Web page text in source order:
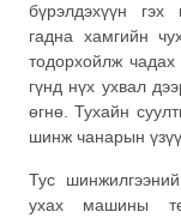
бүрэлдэхүүн гэх
гадна хамгийн
тодорхойлж
гүнд нүх ухвал
өгнө. Тухайн
шинж чанарын
Тус
ухах машины